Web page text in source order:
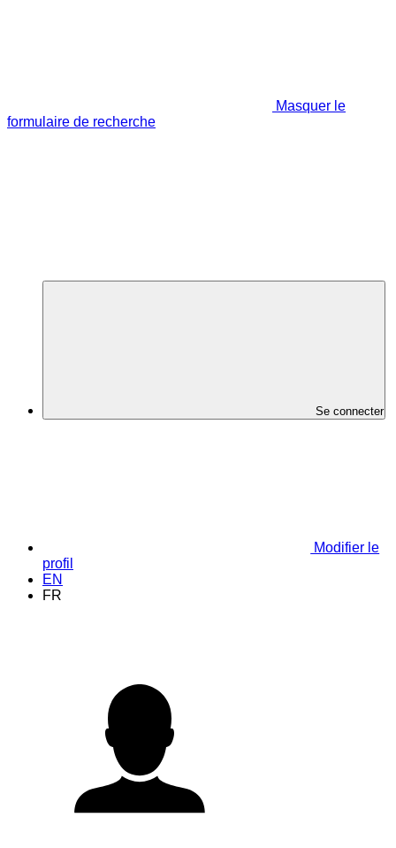
Masquer le
formulaire de recherche
Se connecter
Modifier le
profil
EN
FR